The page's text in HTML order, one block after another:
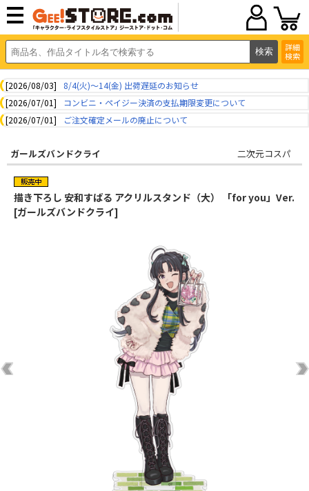
詳細
検索
[2026/08/03]
8/4(火)～14(金) 出荷遅延のお知らせ
[2026/07/01]
コンビニ・ペイジー決済の支払期限変更について
[2026/07/01]
ご注文確定メールの廃止について
ガールズバンドクライ 二次元コスパ
描き下ろし 安和すばる アクリルスタンド（大） 「for you」Ver.
[ガールズバンドクライ]